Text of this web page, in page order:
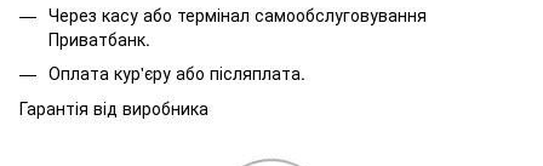
Через касу або термінал самообслуговування
Приватбанк.
Оплата кур'єру або післяплата.
Гарантія від виробника